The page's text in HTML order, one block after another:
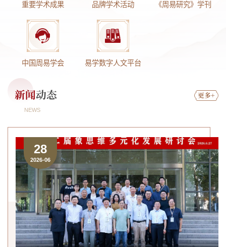
重要学术成果 品牌学术活动 《周易研究》学刊
中国周易学会 易学数字人文平台
新闻动态
NEWS
更多+
28
2026-06